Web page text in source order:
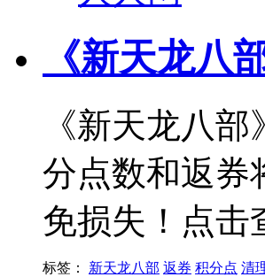
《新天龙八
《新天龙八
分点数和返券
免损失！点击
标签： 新天龙八部 返券 积分点 清